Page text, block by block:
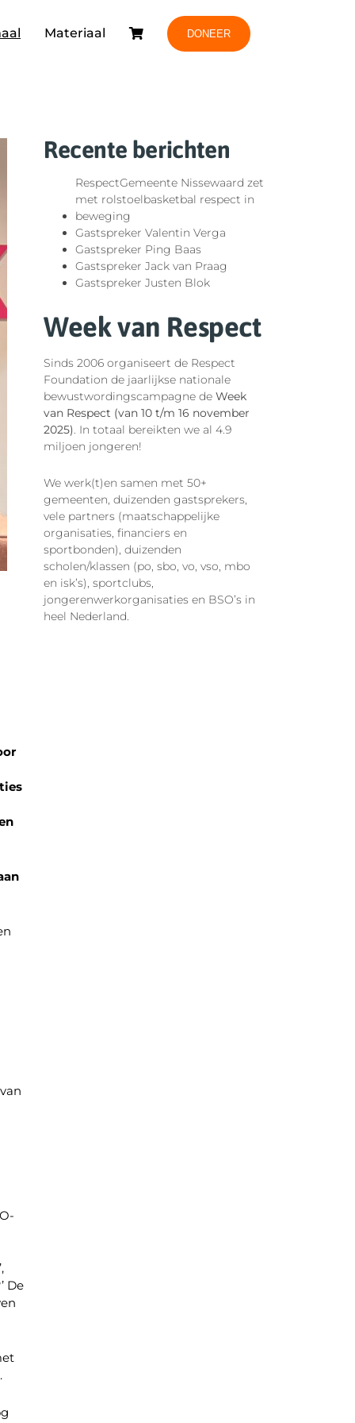
Materiaal DONEER
De
Recente berichten
RespectGemeente Nissewaard zet
met rolstoelbasketbal respect in
beweging
Gastspreker Valentin Verga
Gastspreker Ping Baas
Gastspreker Jack van Praag
Gastspreker Justen Blok
Week van Respect
Sinds 2006 organiseert de Respect
Foundation de jaarlijkse nationale
bewustwordingscampagne de Week
van Respect (van 10 t/m 16 november
2025). In totaal bereikten we al 4.9
miljoen jongeren!
We werk(t)en samen met 50+
gemeenten, duizenden gastsprekers,
vele partners (maatschappelijke
organisaties, financiers en
sportbonden), duizenden
scholen/klassen (po, sbo, vo, vso, mbo
en isk’s), sportclubs,
jongerenwerkorganisaties en BSO’s in
heel Nederland.